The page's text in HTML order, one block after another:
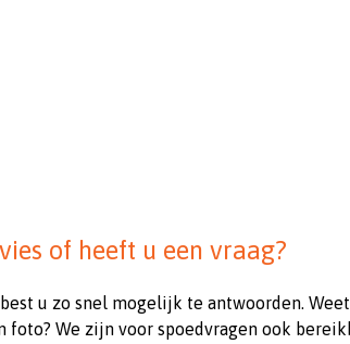
of heeft u een vraag?
u zo snel mogelijk te antwoorden.
foto? We zijn voor spoedvragen ook